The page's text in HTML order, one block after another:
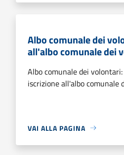
Albo comunale dei
all'albo comunale dei
Albo comunale dei
iscrizione all'albo comunale
VAI ALLA PAGINA